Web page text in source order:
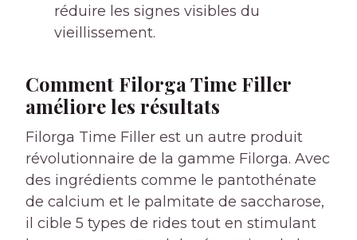
réduire les signes visibles du
vieillissement.
Comment Filorga Time Filler
améliore les résultats
Filorga Time Filler est un autre produit
révolutionnaire de la gamme Filorga. Avec
des ingrédients comme le pantothénate
de calcium et le palmitate de saccharose,
il cible 5 types de rides tout en stimulant